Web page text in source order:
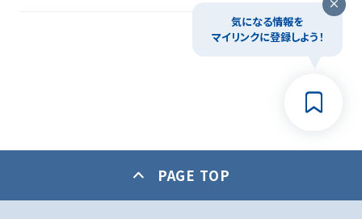
気になる情報を
マイリンクに登録しよう！
PAGE TOP